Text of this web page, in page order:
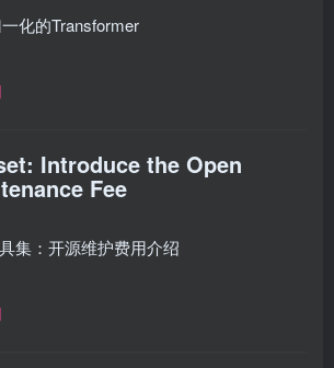
一化的Transformer
Introduce the Open
Fee
集：开源维护费用介绍